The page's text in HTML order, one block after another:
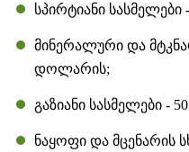
სპირტიანი
მინერალური და
დოლარის;
გაზიანი სასმელები -
ნაყოფი და მცენარის